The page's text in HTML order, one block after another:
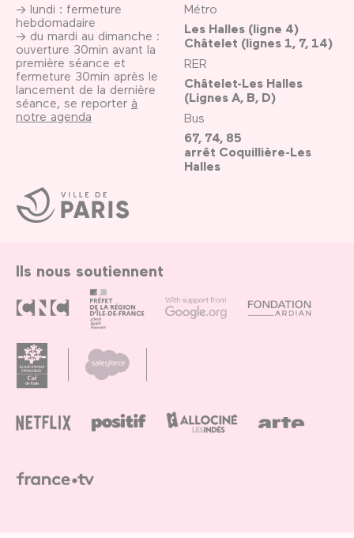
Ville
de
Paris
→ lundi : fermeture
hebdomadaire
→ du mardi au dimanche :
ouverture 30min avant la
première séance et
fermeture 30min après le
lancement de la dernière
séance, se reporter à
notre agenda
Métro
Les Halles (ligne 4)
Châtelet (lignes 1, 7, 14)
RER
Châtelet-Les Halles
(Lignes A, B, D)
Bus
67, 74, 85
arrêt Coquillière-Les
Halles
Ils nous soutiennent